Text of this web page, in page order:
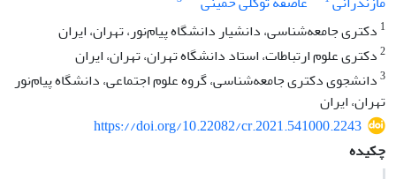
1 دکتری جامعه‌شناسی، دانشیار دانشگاه پیام‌نور، تهران، ایران
2دکتری علوم ارتباطات، استاد دانشگاه تهران، تهران، ایران
3دانشجوی دکتری جامعه‌شناسی، گروه علوم اجتماعی، دانشگاه پیام‌نور
تهران، ایران
https://doi.org/10.22082/cr.2021.541000.2243
چکیده